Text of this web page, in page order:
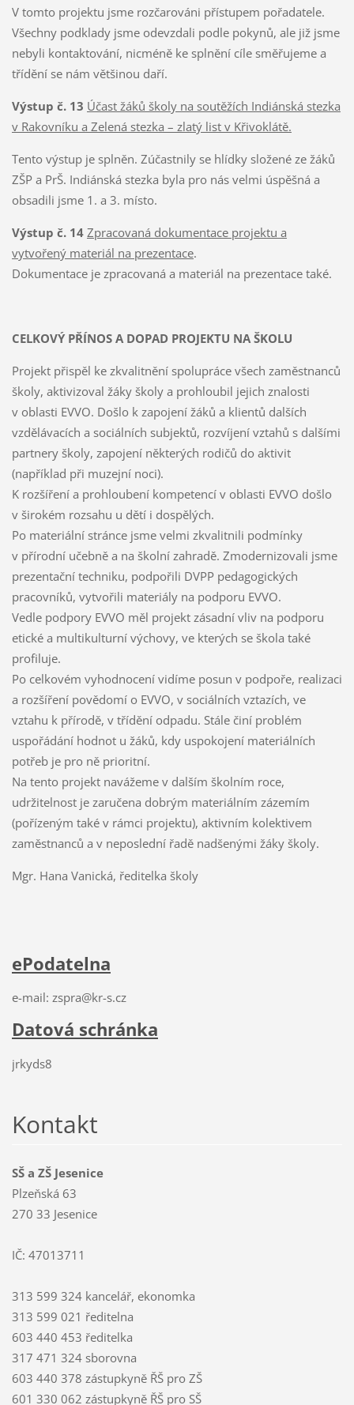
V tomto projektu jsme rozčarováni přístupem pořadatele.
Všechny podklady jsme odevzdali podle pokynů, ale již jsme
nebyli kontaktování, nicméně ke splnění cíle směřujeme a
třídění se nám většinou daří.
Výstup č. 13 Účast žáků školy na soutěžích Indiánská stezka
v Rakovníku a Zelená stezka – zlatý list v Křivoklátě.
Tento výstup je splněn. Zúčastnily se hlídky složené ze žáků
ZŠP a PrŠ. Indiánská stezka byla pro nás velmi úspěšná a
obsadili jsme 1. a 3. místo.
Výstup č. 14 Zpracovaná dokumentace projektu a
vytvořený materiál na prezentace.
Dokumentace je zpracovaná a materiál na prezentace také.
CELKOVÝ PŘÍNOS A DOPAD PROJEKTU NA ŠKOLU
Projekt přispěl ke zkvalitnění spolupráce všech zaměstnanců
školy, aktivizoval žáky školy a prohloubil jejich znalosti
v oblasti EVVO. Došlo k zapojení žáků a klientů dalších
vzdělávacích a sociálních subjektů, rozvíjení vztahů s dalšími
partnery školy, zapojení některých rodičů do aktivit
(například při muzejní noci).
K rozšíření a prohloubení kompetencí v oblasti EVVO došlo
v širokém rozsahu u dětí i dospělých.
Po materiální stránce jsme velmi zkvalitnili podmínky
v přírodní učebně a na školní zahradě. Zmodernizovali jsme
prezentační techniku, podpořili DVPP pedagogických
pracovníků, vytvořili materiály na podporu EVVO.
Vedle podpory EVVO měl projekt zásadní vliv na podporu
etické a multikulturní výchovy, ve kterých se škola také
profiluje.
Po celkovém vyhodnocení vidíme posun v podpoře, realizaci
a rozšíření povědomí o EVVO, v sociálních vztazích, ve
vztahu k přírodě, v třídění odpadu. Stále činí problém
uspořádání hodnot u žáků, kdy uspokojení materiálních
potřeb je pro ně prioritní.
Na tento projekt navážeme v dalším školním roce,
udržitelnost je zaručena dobrým materiálním zázemím
(pořízeným také v rámci projektu), aktivním kolektivem
zaměstnanců a v neposlední řadě nadšenými žáky školy.
Mgr. Hana Vanická, ředitelka školy
ePodatelna
e-mail: zspra@kr-s.cz
Datová schránka
jrkyds8
Kontakt
SŠ a ZŠ Jesenice
Plzeňská 63
270 33 Jesenice
IČ: 47013711
313 599 324 kancelář, ekonomka
313 599 021 ředitelna
603 440 453 ředitelka
317 471 324 sborovna
603 440 378 zástupkyně ŘŠ pro ZŠ
601 330 062 zástupkyně ŘŠ pro SŠ